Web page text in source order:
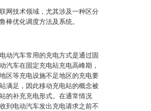
网技术领域，尤其涉及一种区分
棒优化调度方法及系统。
动汽车常用的充电方式是通过固
汽车在固定充电站充电高峰期，
区等充电设施不足地区的充电要
满足，因此移动充电站的概念被
的补充充电形式。在通常情况
到电动汽车发出充电请求之前不